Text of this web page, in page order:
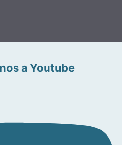
a Youtube